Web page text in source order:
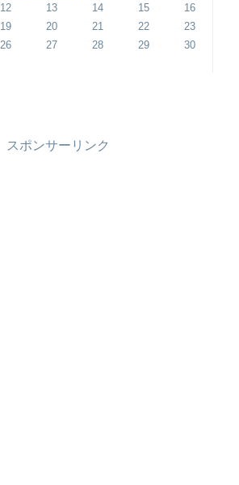
12 13 14 15
16
19 20 21 22
23
26 27 28 29
30
スポンサーリンク